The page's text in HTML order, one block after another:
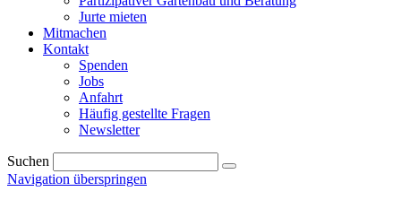
Jurte mieten
Mitmachen
Kontakt
Spenden
Jobs
Anfahrt
Häufig gestellte Fragen
Newsletter
Suchen
Navigation überspringen